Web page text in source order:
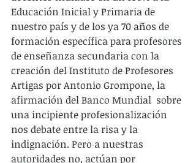
Educación Inicial y Primaria de
nuestro país y de los ya 70 años de
formación específica para profesores
de enseñanza secundaria con la
creación del Instituto de Profesores
Artigas por Antonio Grompone, la
afirmación del Banco Mundial  sobre
una incipiente profesionalización
nos debate entre la risa y la
indignación. Pero a nuestras
autoridades no, actúan por